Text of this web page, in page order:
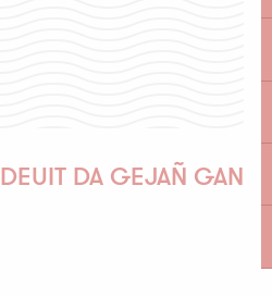
DEUIT DA GEJAÑ